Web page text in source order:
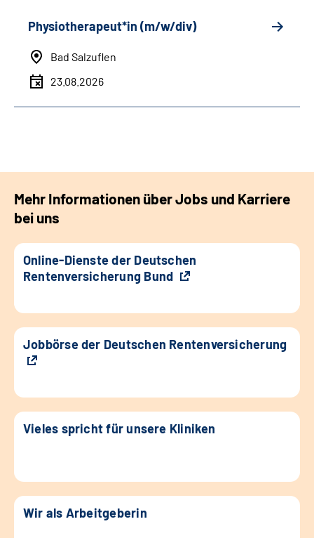
Physiotherapeut*in (m/w/div)
Bad Salzuflen
23.08.2026
Mehr Informationen über Jobs und Karriere
bei uns
Online-Dienste der Deutschen
Rentenversicherung Bund
Jobbörse der Deutschen Rentenversicherung
Vieles spricht für unsere Kliniken
Wir als Arbeitgeberin